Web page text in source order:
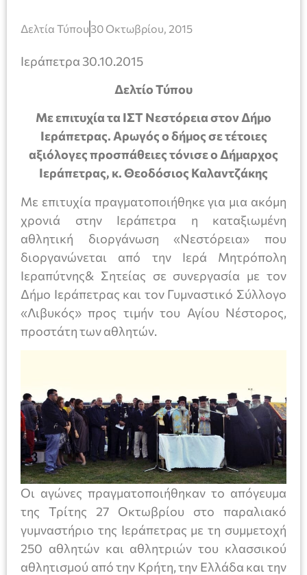
Δελτία Τύπου 30 Οκτωβρίου, 2015
Ιεράπετρα 30.10.2015
Δελτίο Τύπου
Με επιτυχία τα ΙΣΤ Νεστόρεια στον Δήμο
Ιεράπετρας. Αρωγός ο δήμος σε τέτοιες
αξιόλογες προσπάθειες τόνισε ο Δήμαρχος
Ιεράπετρας, κ. Θεοδόσιος Καλαντζάκης
Με επιτυχία πραγματοποιήθηκε για μια ακόμη
χρονιά στην Ιεράπετρα η καταξιωμένη
αθλητική διοργάνωση «Νεστόρεια» που
διοργανώνεται από την Ιερά Μητρόπολη
Ιεραπύτνης& Σητείας σε συνεργασία με τον
Δήμο Ιεράπετρας και τον Γυμναστικό Σύλλογο
«Λιβυκός» προς τιμήν του Αγίου Νέστορος,
προστάτη των αθλητών.
Οι αγώνες πραγματοποιήθηκαν το απόγευμα
της Τρίτης 27 Οκτωβρίου στο παραλιακό
γυμναστήριο της Ιεράπετρας με τη συμμετοχή
250 αθλητών και αθλητριών του κλασσικού
αθλητισμού από την Κρήτη, την Ελλάδα και την